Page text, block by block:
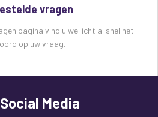
vragen
pagina vind u wellicht al snel het
op uw vraag.
Media